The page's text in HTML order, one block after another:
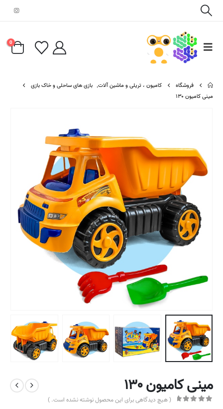
0
فروشگاه کامیون ، تریلی و ماشین آلات, بازی های ساحلی و خاک بازی
مینی کامیون ۱۳۰
مینی کامیون ۱۳۰
( هیچ دیدگاهی برای این محصول نوشته نشده است. )